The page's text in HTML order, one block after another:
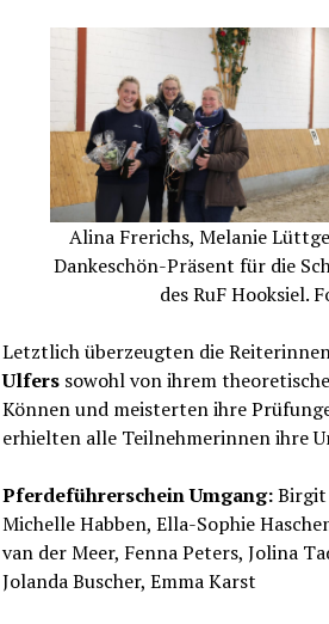
Alina Frerichs, Melanie
Dankeschön-Präsent für die
des RuF Hooksiel.
Letztlich überzeugten die
Ulfers sowohl von ihrem
Können und meisterten ihre
erhielten alle Teilnehmerinnen ihre
Pferdeführerschein Umgang:Birgit
Michelle Habben, Ella-Sophie
van der Meer, Fenna Peters, Jolina
Jolanda Buscher, Emma Karst